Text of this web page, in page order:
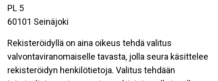
PL 5
60101 Seinäjoki
Rekisteröidyllä on aina oikeus tehdä valitus
valvontaviranomaiselle tavasta, jolla seura käsittelee
rekisteröidyn henkilötietoja. Valitus tehdään